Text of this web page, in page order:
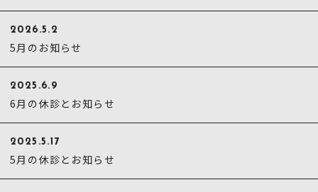
2026.5.2
5月のお知らせ
2025.6.9
6月の休診とお知らせ
2025.5.17
5月の休診とお知らせ